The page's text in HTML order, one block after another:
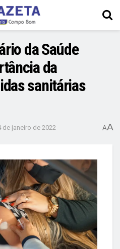
da Saúde
da
sanitárias
de janeiro de 2022 AA